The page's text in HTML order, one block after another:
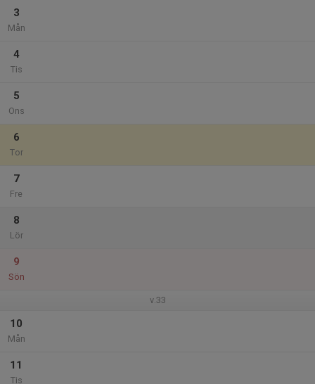
3
Mån
4
Tis
5
Ons
6
Tor
7
Fre
8
Lör
9
Sön
v.33
10
Mån
11
Tis